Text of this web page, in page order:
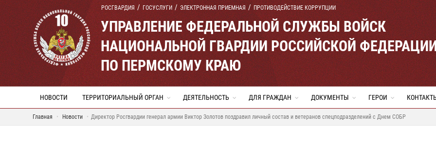
РОСГВАРДИЯ ГОСУСЛУГИ ЭЛЕКТРОННАЯ ПРИЕМНАЯ ПРОТИВОДЕЙСТВИЕ КОРРУПЦИИ
УПРАВЛЕНИЕ ФЕДЕРАЛЬНОЙ СЛУЖБЫ ВОЙСК
НАЦИОНАЛЬНОЙ ГВАРДИИ РОССИЙСКОЙ
ПО ПЕРМСКОМУ КРАЮ
НОВОСТИ ТЕРРИТОРИАЛЬНЫЙ ОРГАН ДЕЯТЕЛЬНОСТЬ ДЛЯ ГРАЖДАН ДОКУМЕНТЫ ГЕРОИ
Главная Новости Директор Росгвардии генерал армии Виктор Золотов поздравил личный состав и ветеранов спецподразделений с Днем СОБР